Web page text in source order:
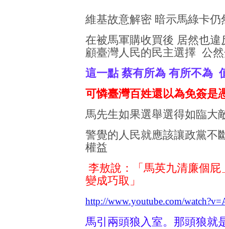
維基故意解密 暗示馬綠卡
在被馬軍購收買後 居然也
顧臺灣人民的民主選擇 公
這一點 蔡有所為 有所不為
可憐臺灣百姓還以為免簽是
馬先生如果選舉選得如臨大
警覺的人民就應該讓政黨不
權益
李敖說：「馬英九清廉個
變成巧取」
http://www.youtube.com/
馬引兩頭狼入室。那頭狼就